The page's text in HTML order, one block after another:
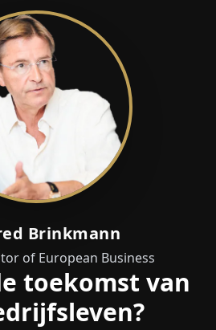
Brinkmann
of European Business
toekomst van